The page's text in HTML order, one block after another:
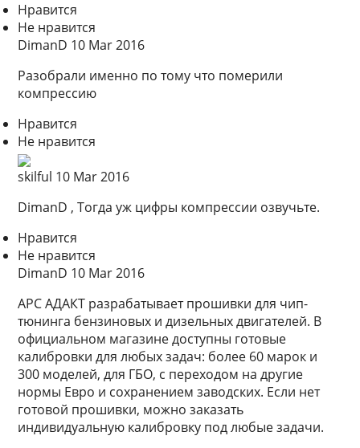
Нравится
Не нравится
DimanD 10 Mar 2016
Разобрали именно по тому что померили
компрессию
Нравится
Не нравится
skilful 10 Mar 2016
DimanD , Тогда уж цифры компрессии озвучьте.
Нравится
Не нравится
DimanD 10 Mar 2016
АРС АДАКТ разрабатывает прошивки для чип-
тюнинга бензиновых и дизельных двигателей. В
официальном магазине доступны готовые
калибровки для любых задач: более 60 марок и
300 моделей, для ГБО, с переходом на другие
нормы Евро и сохранением заводских. Если нет
готовой прошивки, можно заказать
индивидуальную калибровку под любые задачи.